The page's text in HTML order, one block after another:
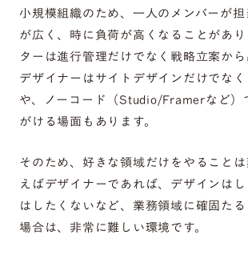
小規模組織のため、一人のメンバーが
が広く、時に負荷が高くなることがあ
ターは進行管理だけでなく戦略立案から
デザイナーはサイトデザインだけでな
や、ノーコード（Studio/Framerなど）
がける場面もあります。
そのため、好きな領域だけをやること
えばデザイナーであれば、デザインは
はしたくないなど、業務領域に確固た
場合は、非常に難しい環境です。